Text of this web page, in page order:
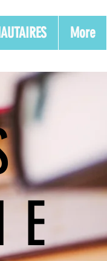
More